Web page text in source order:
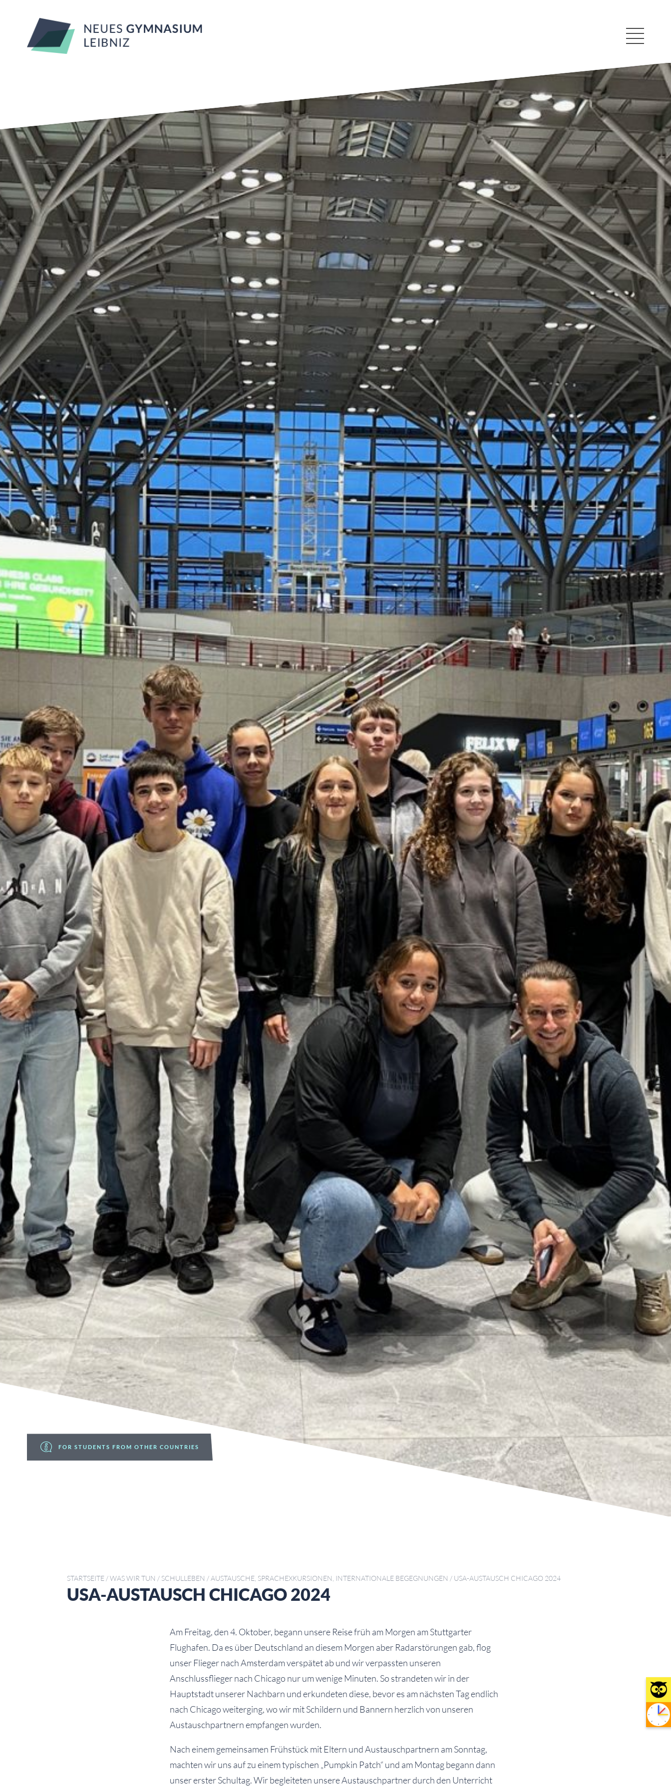
FOR STUDENTS FROM OTHER COUNTRIES
STARTSEITE /WAS WIR TUN / SCHULLEBEN /AUSTAUSCHE, SPRACHEXKURSIONEN, INTERNATIONALE BEGEGNUNGEN / USA-AUSTAUSCH CHICAGO 2024
USA-AUSTAUSCH CHICAGO 2024
Am Freitag, den 4. Oktober, begann unsere Reise früh am Morgen am Stuttgarter
Flughafen. Da es über Deutschland an diesem Morgen aber Radarstörungen gab, flog
unser Flieger nach Amsterdam verspätet ab und wir verpassten unseren
Anschlussflieger nach Chicago nur um wenige Minuten. So strandeten wir in der
Hauptstadt unserer Nachbarn und erkundeten diese, bevor es am nächsten Tag endlich
nach Chicago weiterging, wo wir mit Schildern und Bannern herzlich von unseren
Austauschpartnern empfangen wurden.
Nach einem gemeinsamen Frühstück mit Eltern und Austauschpartnern am Sonntag,
machten wir uns auf zu einem typischen „Pumpkin Patch“ und am Montag begann dann
unser erster Schultag. Wir begleiteten unsere Austauschpartner durch den Unterricht